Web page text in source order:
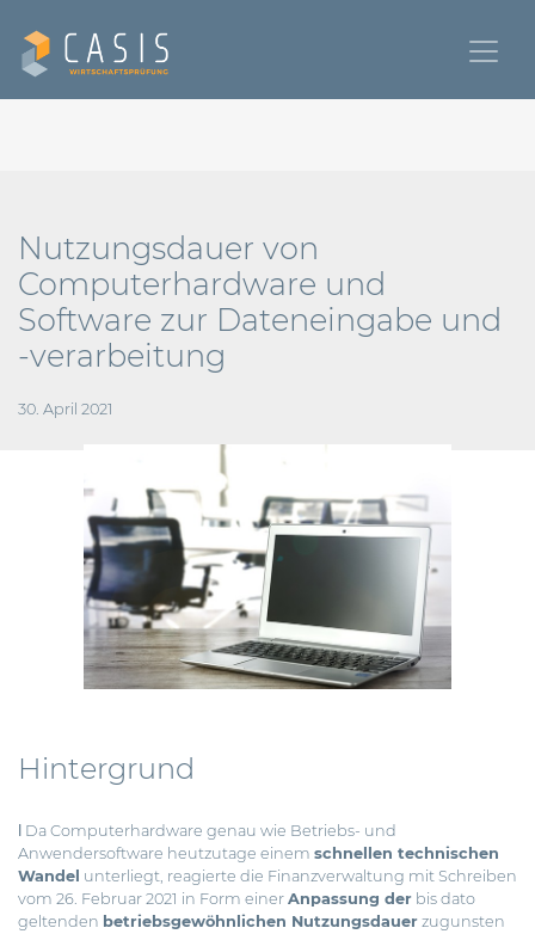
Nutzungsdauer von
Computerhardware und
Software zur Dateneingabe und
-verarbeitung
30. April 2021
Hintergrund
ǀ Da Computerhardware genau wie Betriebs- und
Anwendersoftware heutzutage einem schnellen technischen
Wandel unterliegt, reagierte die Finanzverwaltung mit Schreiben
vom 26. Februar 2021 in Form einer Anpassung der bis dato
geltenden betriebsgewöhnlichen Nutzungsdauer zugunsten